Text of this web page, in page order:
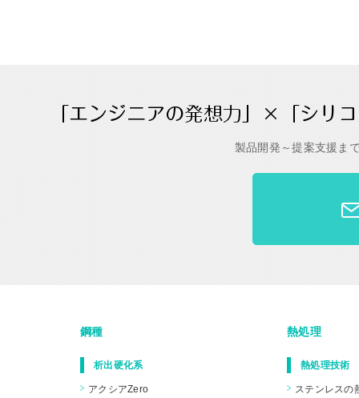
製品開発～提案支援ま
鋼種
析出硬化系
アクシアZero
熱処理
熱処理技術
ステンレスの